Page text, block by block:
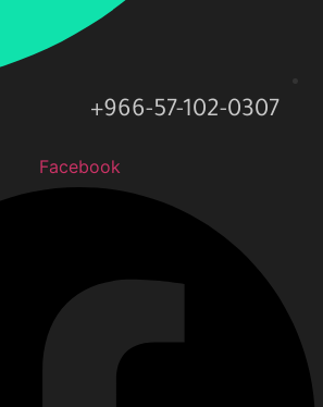
966-57-102-0307+
Facebook